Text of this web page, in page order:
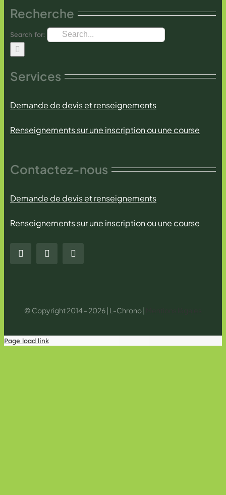
Recherche
Search for:
Services
Demande de devis et renseignements
Renseignements sur une inscription ou une course
Contactez-nous
Demande de devis et renseignements
Renseignements sur une inscription ou une course
© Copyright 2014 - 2026 | L-Chrono |
Page load link